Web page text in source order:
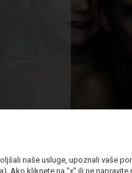
naše usluge, upoznali vaše
Ako kliknete na "x" ili ne